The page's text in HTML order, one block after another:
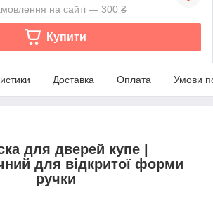
на сайті — 300 ₴
Купити
Доставка Оплата Умови
для дверей купе |
для відкритої форми
ручки